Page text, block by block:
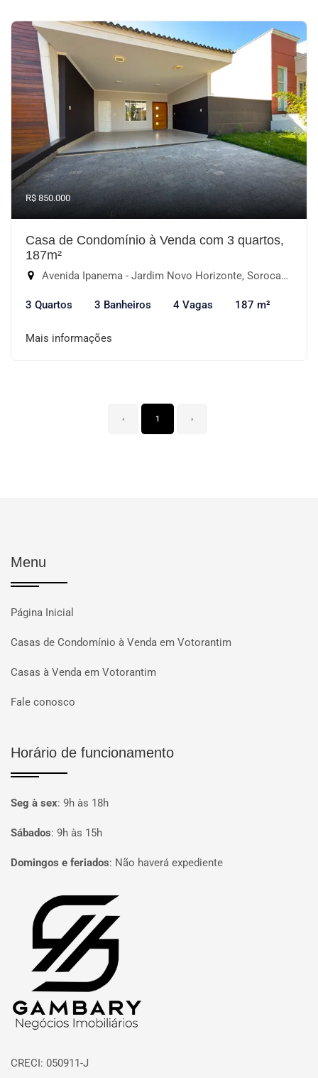
R$ 850.000
Casa de Condomínio à Venda com 3 quartos,
187m²
Avenida Ipanema - Jardim Novo Horizonte, Sorocaba-SP
3 Quartos 3 Banheiros 4 Vagas 187 m²
Mais informações
‹ 1 ›
Menu
Página Inicial
Casas de Condomínio à Venda em Votorantim
Casas à Venda em Votorantim
Fale conosco
Horário de funcionamento
Seg à sex: 9h às 18h
Sábados: 9h às 15h
Domingos e feriados: Não haverá expediente
Página inicial
CRECI: 050911-J